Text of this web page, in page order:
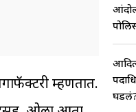
म्हणतात.